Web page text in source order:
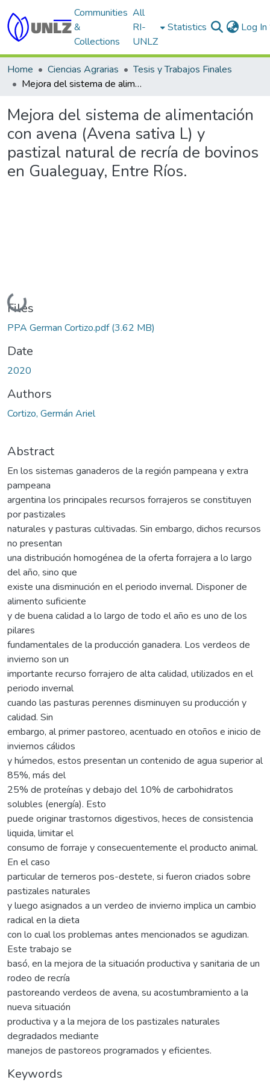
Communities
&
Collections
All
RI-
UNLZ
Statistics Log In
Home Ciencias Agrarias
Tesis y Trabajos Finales
Mejora del sistema de alimentación con avena (Avena sativa L) y pastizal natural de recría de bovinos en Gualeguay, Entre Ríos.
Mejora del sistema de alimentación
con avena (Avena sativa L) y
pastizal natural de recría de bovinos
en Gualeguay, Entre Ríos.
Loading...
Files
PPA German Cortizo.pdf(3.62 MB)
Date
2020
Authors
Cortizo, Germán Ariel
Abstract
En los sistemas ganaderos de la región pampeana y extra
pampeana
argentina los principales recursos forrajeros se constituyen
por pastizales
naturales y pasturas cultivadas. Sin embargo, dichos recursos
no presentan
una distribución homogénea de la oferta forrajera a lo largo
del año, sino que
existe una disminución en el periodo invernal. Disponer de
alimento suficiente
y de buena calidad a lo largo de todo el año es uno de los
pilares
fundamentales de la producción ganadera. Los verdeos de
invierno son un
importante recurso forrajero de alta calidad, utilizados en el
periodo invernal
cuando las pasturas perennes disminuyen su producción y
calidad. Sin
embargo, al primer pastoreo, acentuado en otoños e inicio de
inviernos cálidos
y húmedos, estos presentan un contenido de agua superior al
85%, más del
25% de proteínas y debajo del 10% de carbohidratos
solubles (energía). Esto
puede originar trastornos digestivos, heces de consistencia
liquida, limitar el
consumo de forraje y consecuentemente el producto animal.
En el caso
particular de terneros pos-destete, si fueron criados sobre
pastizales naturales
y luego asignados a un verdeo de invierno implica un cambio
radical en la dieta
con lo cual los problemas antes mencionados se agudizan.
Este trabajo se
basó, en la mejora de la situación productiva y sanitaria de un
rodeo de recría
pastoreando verdeos de avena, su acostumbramiento a la
nueva situación
productiva y a la mejora de los pastizales naturales
degradados mediante
manejos de pastoreos programados y eficientes.
Keywords